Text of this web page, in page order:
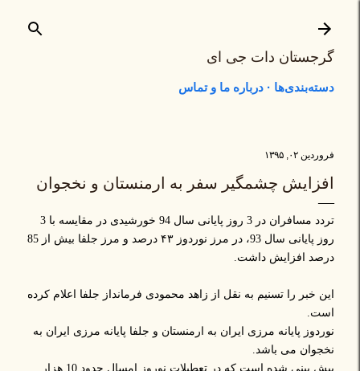
گرجستان دات جی ای
دسته‌بندی‌ها درباره ما و تماس
فروردین ۰۲, ۱۳۹۵
افزایش چشمگیر سفر به ارمنستان و نخجوان
تردد مسافران در 3 روز پایانی سال 94 خورشیدی در مقایسه با 3
روز پایانی سال 93، در مرز نوردوز ۴۳ درصد و مرز جلفا بیش از 85
درصد افزایش داشت.
این خبر را تسنیم به نقل از زاهد محمودی فرمانداز جلفا اعلام کرده
است.
نوردوز پایانه مرزی ایران به ارمنستان و جلفا پایانه مرزی ایران به
نخجوان می باشد.
پیش بینی شده است که در تعطیلات نوروز امسال حدود 10 هزار